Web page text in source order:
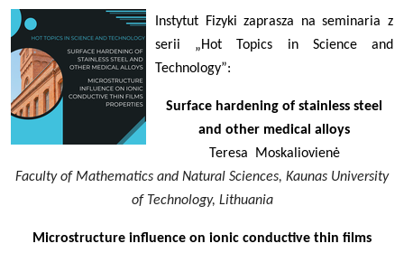
Instytut Fizyki zaprasza na seminaria z
serii „Hot Topics in Science and
Technology”:
Surface hardening of stainless steel
and other medical alloys
Teresa Moskaliovienė
Faculty of Mathematics and Natural Sciences, Kaunas University
of Technology, Lithuania
Microstructure influence on ionic conductive thin films